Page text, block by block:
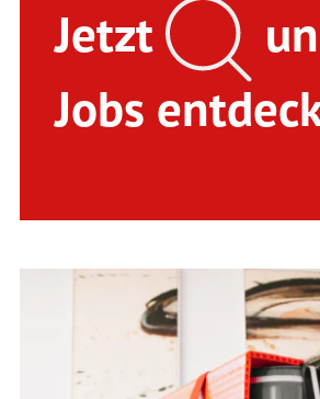
Jetzt
Jobs